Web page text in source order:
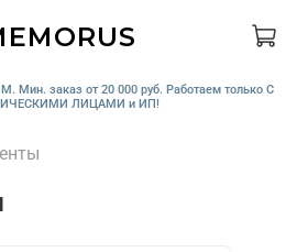
Мин. заказ от 20 000 руб. Работаем только С
ЛИЦАМИ и ИП!